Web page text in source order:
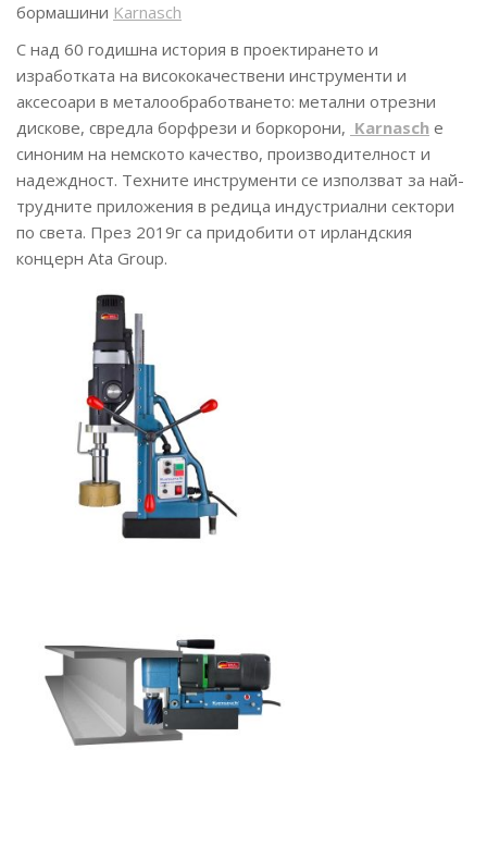
бормашини Karnasch
С над 60 годишна история в проектирането и
изработката на висококачествени инструменти и
аксесоари в металообработването: метални отрезни
дискове, свредла борфрези и боркорони, Karnasch е
синоним на немското качество, производителност и
надеждност. Техните инструменти се използват за най-
трудните приложения в редица индустриални сектори
по света. През 2019г са придобити от ирландския
концерн Ata Group.